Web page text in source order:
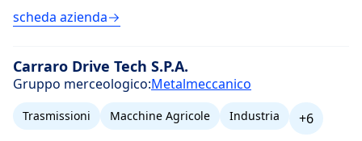
scheda azienda
Carraro Drive Tech S.P.A.
Gruppo merceologico:Metalmeccanico
Trasmissioni Macchine Agricole Industria
+6